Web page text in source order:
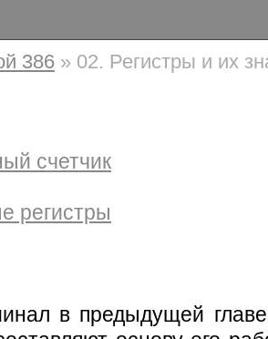
386 » 02. Регистры и их
счетчик
регистры
в предыдущей